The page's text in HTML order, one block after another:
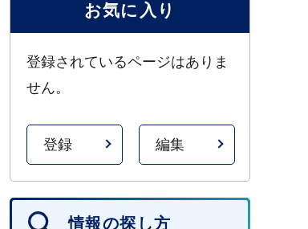
お気に入り
登録されているページはありま
せん。
登録 編集
情報の探し方